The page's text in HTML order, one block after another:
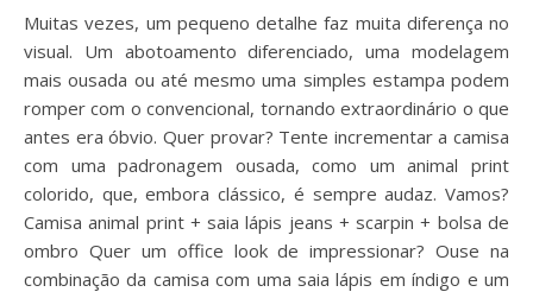
Muitas vezes, um pequeno detalhe faz muita diferença no
visual. Um abotoamento diferenciado, uma modelagem
mais ousada ou até mesmo uma simples estampa podem
romper com o convencional, tornando extraordinário o que
antes era óbvio. Quer provar? Tente incrementar a camisa
com uma padronagem ousada, como um animal print
colorido, que, embora clássico, é sempre audaz. Vamos?
Camisa animal print + saia lápis jeans + scarpin + bolsa de
ombro Quer um office look de impressionar? Ouse na
combinação da camisa com uma saia lápis em índigo e um